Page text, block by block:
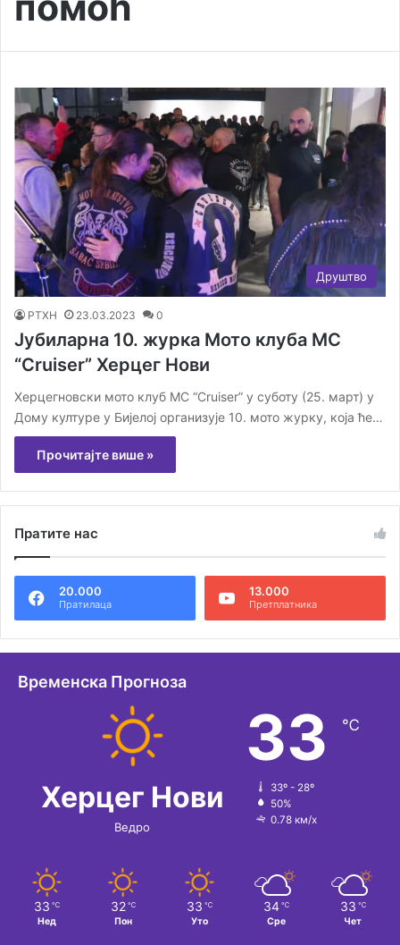
Друштво
РТХН 23.03.2023 0
Јубиларна 10. журка Мото клуба MC
“Cruiser” Херцег Нови
Херцегновски мото клуб MC “Cruiser” у суботу (25. март) у
Дому културе у Бијелој организује 10. мото журку, која ће…
Прочитајте више »
Пратите нас
20.000
Пратилаца
13.000
Претплатника
Временска Прогноза
Херцег Нови
Ведро
33 ℃
33º - 28º
50%
0.78 км/х
33 ℃
Нед
32 ℃
Пон
33 ℃
Уто
34 ℃
Сре
33 ℃
Чет